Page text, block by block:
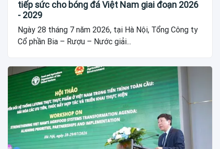
tiếp sức cho bóng đá Việt Nam giai đoạn 2026
- 2029
Ngày 28 tháng 7 năm 2026, tại Hà Nội, Tổng Công ty
Cổ phần Bia – Rượu – Nước giải...